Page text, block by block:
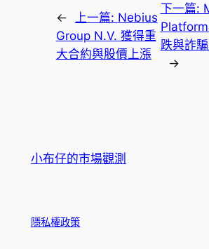
← 上一篇: Nebius
Group N.V. 獲得重
大合約與股價上漲
下一篇:
跌與詐
→
小布仔的市場觀測
隱私權政策